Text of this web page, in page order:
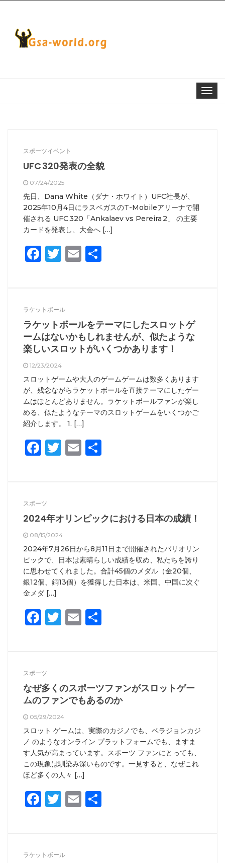
Toggle
スポーツイベント
UFC 320発表の全貌
07/24/2025
先日、Dana White（ダナ・ホワイト）UFC社長が、
2025年10月4日にラスベガスのT-Mobileアリーナで開
催される UFC 320「Ankalaev vs Pereira 2」 の主要
カードを発表し、大会へ […]
Facebook
Twitter
Email
ラケットボール
ラケットボールをテーマにしたスロットゲ
ームはないかもしれませんが、似たような
楽しいスロットがいくつかあります！
12/23/2024
スロットゲームや大人のゲームゲームは数多くあります
が、残念ながらラケットボールを直接テーマにしたゲー
ムはほとんどありません。ラケットボールファンが楽し
める、似たようなテーマのスロットゲームをいくつかご
紹介します。 1. […]
Facebook
Twitter
Email
スポーツ
2024年オリンピックにおける日本の成績！
08/15/2024
2024年7月26日から8月11日まで開催されたパリオリン
ピックで、日本は素晴らしい成績を収め、私たちを誇り
に思わせてくれました。合計45個のメダル（金20個、
銀12個、銅13個）を獲得した日本は、米国、中国に次ぐ
金メダ […]
Facebook
Twitter
Email
スポーツ
なぜ多くのスポーツファンがスロットゲー
ムのファンでもあるのか
05/29/2024
スロット ゲームは、実際のカジノでも、ベラジョンカジ
ノ のようなオンライン プラットフォームでも、ますま
す人気が高まっています。スポーツ ファンにとっても、
この現象は馴染み深いものです。一見すると、なぜこれ
ほど多くの人々 […]
Facebook
Twitter
Email
ラケットボール